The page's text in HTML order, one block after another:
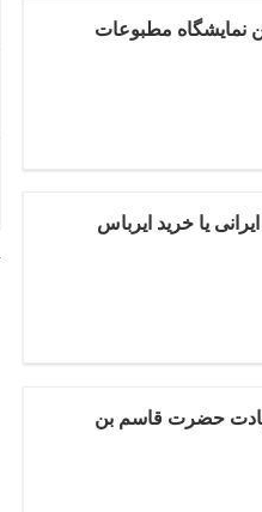
نمایشگاه مطبوعات
یا خرید ایرباس
حضرت قاسم بن